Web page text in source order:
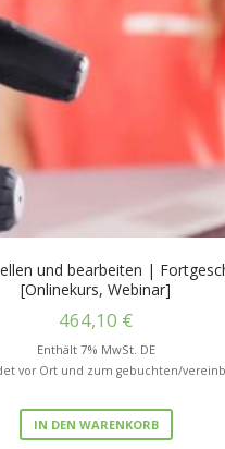
und bearbeiten |
[Onlinekurs, Webinar]
464,10 €
Enthält 7% MwSt. DE
vor Ort und zum gebuchten/
IN DEN WARENKORB